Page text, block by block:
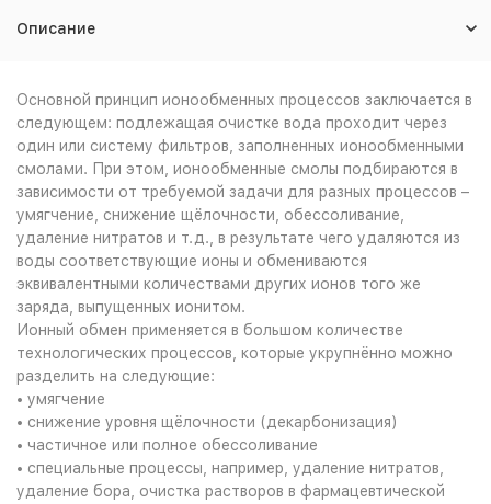
Описание
Основной принцип ионообменных процессов заключается в
следующем: подлежащая очистке вода проходит через
один или систему фильтров, заполненных ионообменными
смолами. При этом, ионообменные смолы подбираются в
зависимости от требуемой задачи для разных процессов –
умягчение, снижение щёлочности, обессоливание,
удаление нитратов и т.д., в результате чего удаляются из
воды соответствующие ионы и обмениваются
эквивалентными количествами других ионов того же
заряда, выпущенных ионитом.
Ионный обмен применяется в большом количестве
технологических процессов, которые укрупнённо можно
разделить на следующие:
• умягчение
• снижение уровня щёлочности (декарбонизация)
• частичное или полное обессоливание
• специальные процессы, например, удаление нитратов,
удаление бора, очистка растворов в фармацевтической